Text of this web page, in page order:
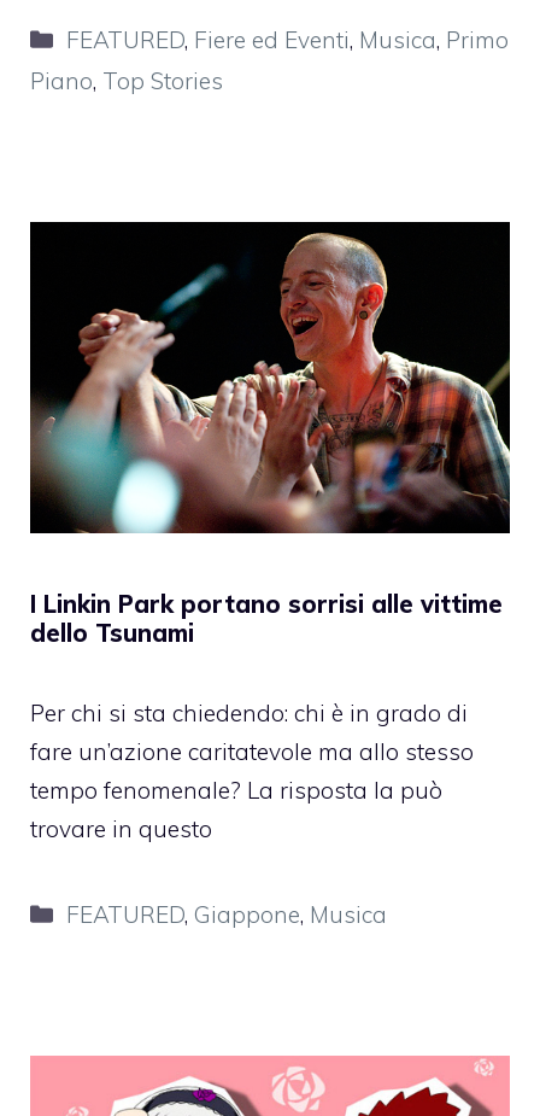
Categorie
FEATURED, Fiere ed Eventi, Musica, Primo
Piano, Top Stories
I Linkin Park portano sorrisi alle vittime
dello Tsunami
Per chi si sta chiedendo: chi è in grado di
fare un’azione caritatevole ma allo stesso
tempo fenomenale? La risposta la può
trovare in questo
Categorie
FEATURED, Giappone, Musica